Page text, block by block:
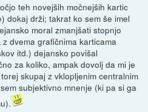
teh novejših močnejših kartic
dokaj drži; takrat ko sem še imel
moral zmanjšati stopnjo
dvema grafičnima karticama
itd.) dejansko povišal
za koliko, ampak dovolj da mi je
skupaj z vklopljenim centralnim
subjektivno mnenje (ki pa si ga